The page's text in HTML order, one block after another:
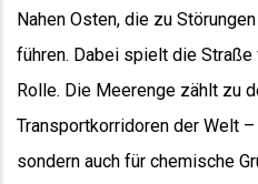
Nahen Osten, die zu
führen. Dabei spielt die
Rolle. Die Meerenge zählt zu
Transportkorridoren der Welt
sondern auch für chemische